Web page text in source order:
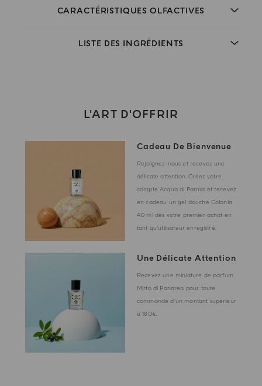
CARACTÉRISTIQUES OLFACTIVES
LISTE DES INGRÉDIENTS
L'ART D'OFFRIR
Cadeau De Bienvenue
Rejoignez-nous et recevez une
délicate attention. Créez votre
compte Acqua di Parma et recevez
en cadeau un gel douche Colonia
40 ml dès votre premier achat en
tant qu'utilisateur enregistré.
Une Délicate Attention
Recevez une miniature de parfum
Mirto di Panarea pour toute
commande d'un montant supérieur
à 180€.